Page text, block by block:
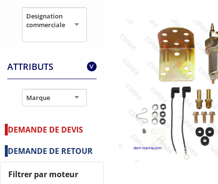
Designation
commerciale
ATTRIBUTS >
Marque
DEMANDE DE DEVIS
DEMANDE DE RETOUR
Filtrer par moteur